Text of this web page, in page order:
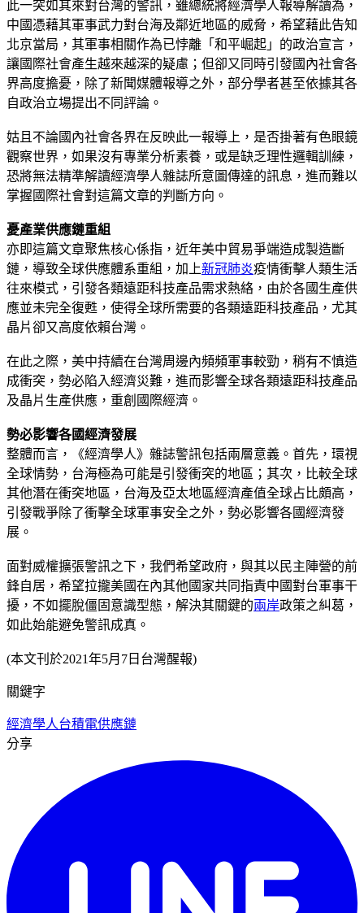
此一突如其來對台灣的警訊，雖總統將經濟學人報導解讀為，
中國憑藉其軍事武力對台海及鄰近地區的威脅，希望藉此告知
北京當局，其軍事相關作為已悖離「和平崛起」的政治宣言，
讓國際社會產生越來越深的疑慮；但卻又同時引發國內社會各
界高度擔憂，除了新聞媒體報導之外，部分學者甚至依據其各
自政治立場提出不同評論。
姑且不論國內社會各界在反映此一報導上，是否掛著有色眼鏡
觀察世界，如果沒有專業分析素養，或是缺乏理性邏輯訓練，
恐將無法精準解讀經濟學人雜誌所意圖傳達的訊息，進而難以
掌握國際社會對這篇文章的判斷方向。
憂產業供應鏈重組
亦即這篇文章聚焦核心係指，近年美中貿易爭端造成製造斷
鏈，導致全球供應體系重組，加上新冠肺炎疫情衝擊人類生活
往來模式，引發各類遠距科技產品需求熱絡，由於各國生產供
應並未完全復甦，使得全球所需要的各類遠距科技產品，尤其
晶片卻又高度依賴台灣。
在此之際，美中持續在台灣周邊內頻頻軍事較勁，稍有不慎造
成衝突，勢必陷入經濟災難，進而影響全球各類遠距科技產品
及晶片生產供應，重創國際經濟。
勢必影響各國經濟發展
整體而言，《經濟學人》雜誌警訊包括兩層意義。首先，環視
全球情勢，台海極為可能是引發衝突的地區；其次，比較全球
其他潛在衝突地區，台海及亞太地區經濟產值全球占比頗高，
引發戰爭除了衝擊全球軍事安全之外，勢必影響各國經濟發
展。
面對威權擴張警訊之下，我們希望政府，與其以民主陣營的前
鋒自居，希望拉攏美國在內其他國家共同指責中國對台軍事干
擾，不如擺脫僵固意識型態，解決其關鍵的兩岸政策之糾葛，
如此始能避免警訊成真。
(本文刊於2021年5月7日台灣醒報)
關鍵字
經濟學人台積電供應鏈
分享